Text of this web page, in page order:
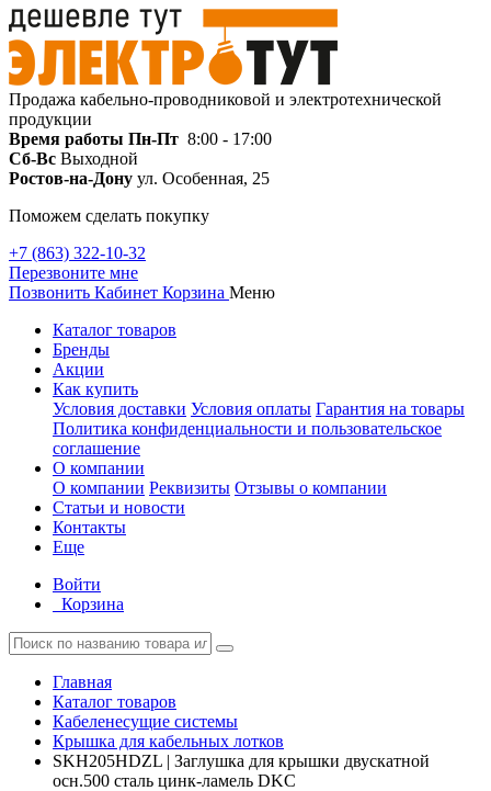
Продажа кабельно-проводниковой и электротехнической
продукции
Время работы Пн-Пт 8:00 - 17:00
Сб-Вс Выходной
Ростов-на-Дону ул. Особенная, 25
Поможем сделать покупку
+7 (863) 322-10-32
Перезвоните мне
Позвонить Кабинет Корзина Меню
Каталог товаров
Бренды
Акции
Как купить
Условия доставки Условия оплаты Гарантия на товары
Политика конфиденциальности и пользовательское
соглашение
О компании
О компании Реквизиты Отзывы о компании
Статьи и новости
Контакты
Еще
Войти
Корзина
Главная
Каталог товаров
Кабеленесущие системы
Крышка для кабельных лотков
SKH205HDZL | Заглушка для крышки двускатной
осн.500 сталь цинк-ламель DKC